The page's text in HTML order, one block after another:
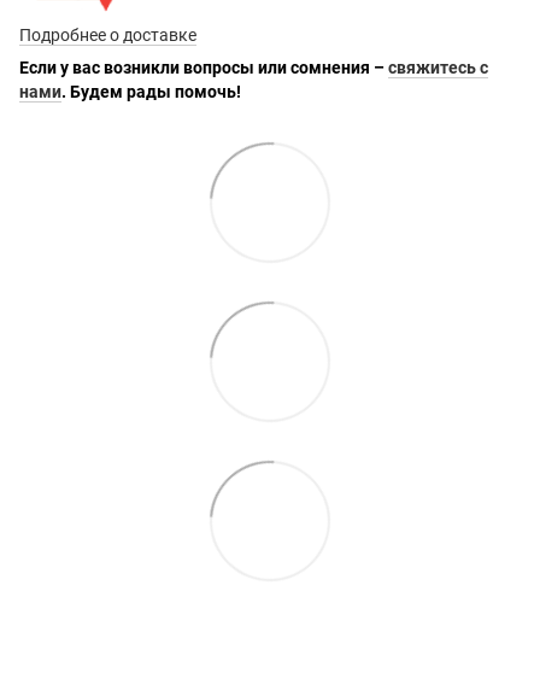
Подробнее о доставке
Если у вас возникли вопросы или сомнения –свяжитесь с
нами. Будем рады помочь!